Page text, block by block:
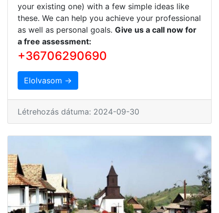
your existing one) with a few simple ideas like
these. We can help you achieve your professional
as well as personal goals. Give us a call now for
a free assessment:
+36706290690
Elolvasom →
Létrehozás dátuma: 2024-09-30